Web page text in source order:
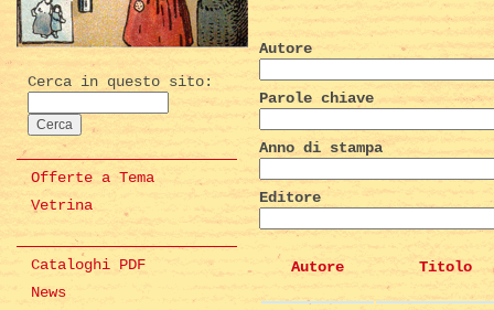
Cerca in questo sito:
Offerte a Tema
Vetrina
Cataloghi PDF
News
Autore
Parole chiave
Anno di stampa
Editore
Autore Titolo